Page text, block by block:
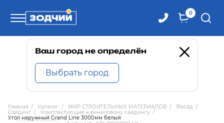
0
Телефоны
8 800 100-71-71
8 (4242) 30-00-27
Ваш город не определён
Выбрать город
Главная / Каталог / МИР СТРОИТЕЛЬНЫХ МАТЕРИАЛОВ / Фасад /
Сайдинг / Комплектующие к виниловому сайдингу /
Угол наружный Grand Line 3000мм белый